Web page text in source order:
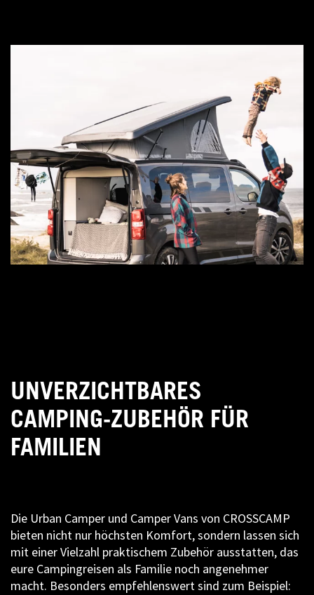
UNVERZICHTBARES
CAMPING-ZUBEHÖR FÜR
FAMILIEN
Die Urban Camper und Camper Vans von CROSSCAMP
bieten nicht nur höchsten Komfort, sondern lassen sich
mit einer Vielzahl praktischem Zubehör ausstatten, das
eure Campingreisen als Familie noch angenehmer
macht. Besonders empfehlenswert sind zum Beispiel: